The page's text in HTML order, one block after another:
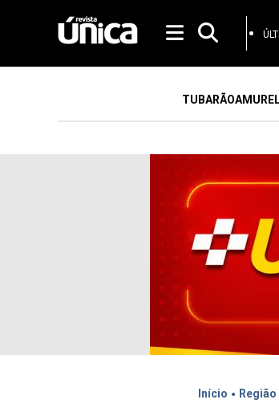
TUBARÃO
Início . Região